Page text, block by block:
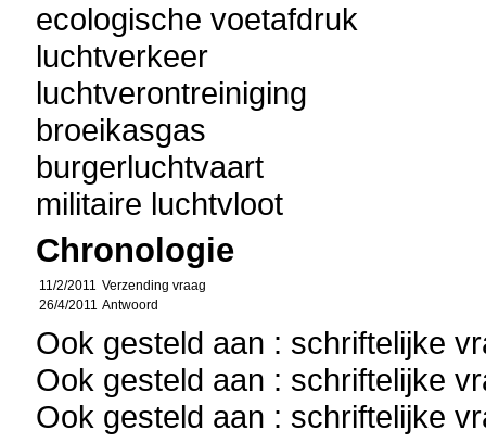
ecologische voetafdruk
luchtverkeer
luchtverontreiniging
broeikasgas
burgerluchtvaart
militaire luchtvloot
Chronologie
11/2/2011 Verzending vraag
26/4/2011 Antwoord
Ook gesteld aan : schriftelijke
Ook gesteld aan : schriftelijke
Ook gesteld aan : schriftelijke